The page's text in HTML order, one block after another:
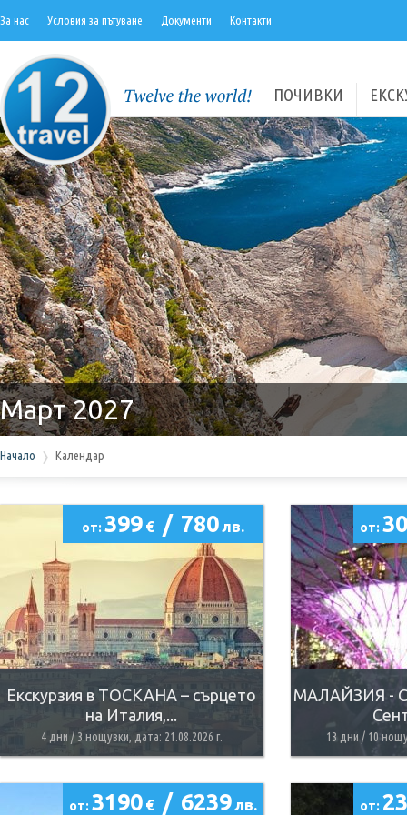
За нас Условия за пътуване Документи Контакти
ПОЧИВКИ
Март 2027
Начало Календар
от: 399 € / 780лв.
Екскурзия в ТОСКАНА – сърцето
на Италия,...
4 дни / 3 нощувки, дата: 21.08.2026 г.
от:
МАЛАЙЗИЯ -
13 дни / 10
от: 3190 € / 6239лв. от: